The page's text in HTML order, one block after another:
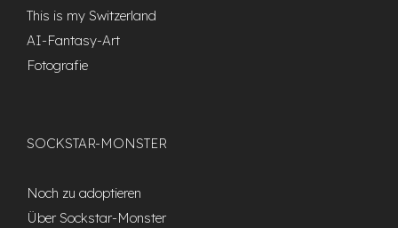
This is my Switzerland
AI-Fantasy-Art
Fotografie
SOCKSTAR-MONSTER
Noch zu adoptieren
Über Sockstar-Monster